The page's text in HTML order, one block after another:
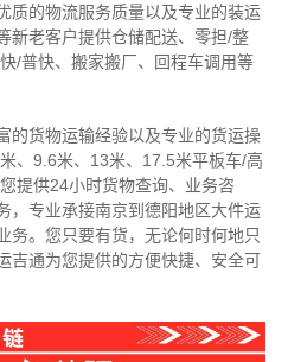
质的物流服务质量以及专业的装运
新老客户提供仓储配送、零担/整
/普快、搬家搬厂、回程车调用等
的货物运输经验以及专业的货运操
、9.6米、13米、17.5米平板车/高
提供24小时货物查询、业务咨
专业承接南京到德阳地区大件运
务。 您只要有货，无论何时何地只
吉通为您提供的方便快捷、安全可